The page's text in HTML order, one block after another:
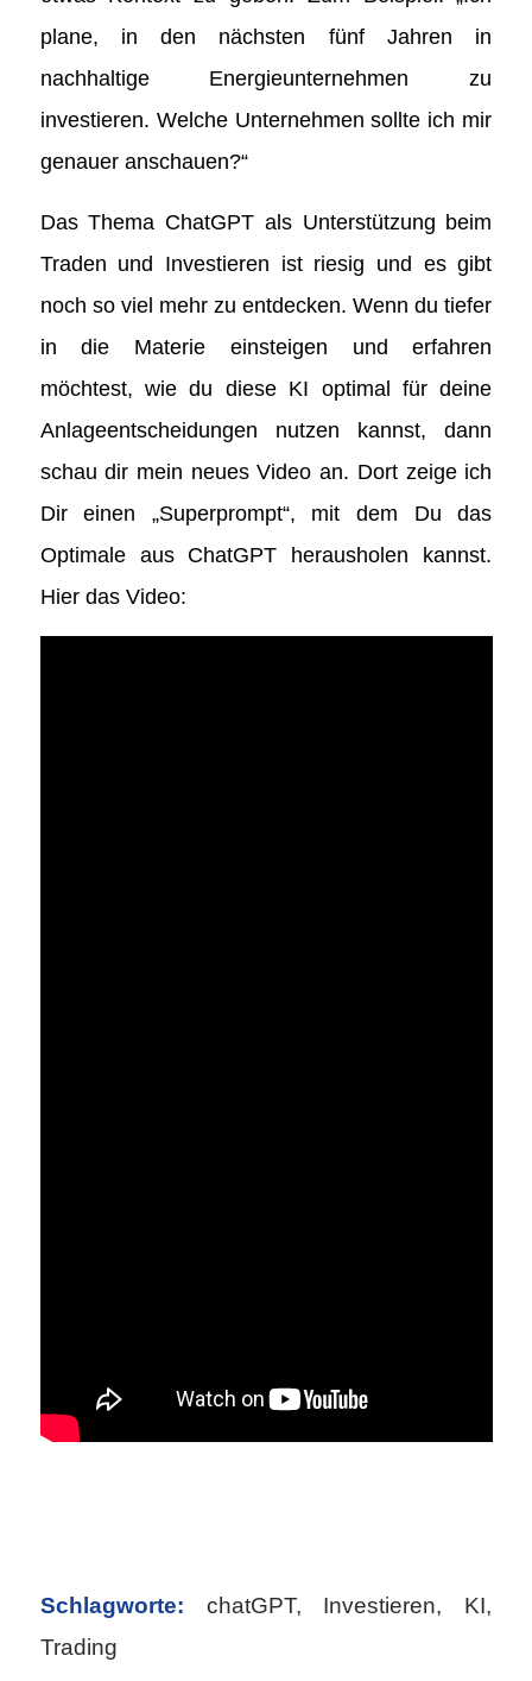
plane, in den nächsten fünf Jahren in
nachhaltige Energieunternehmen zu
investieren. Welche Unternehmen sollte ich mir
genauer anschauen?“
Das Thema ChatGPT als Unterstützung beim
Traden und Investieren ist riesig und es gibt
noch so viel mehr zu entdecken. Wenn du tiefer
in die Materie einsteigen und erfahren
möchtest, wie du diese KI optimal für deine
Anlageentscheidungen nutzen kannst, dann
schau dir mein neues Video an. Dort zeige ich
Dir einen „Superprompt“, mit dem Du das
Optimale aus ChatGPT herausholen kannst.
Hier das Video:
Schlagworte: chatGPT, Investieren, KI,
Trading